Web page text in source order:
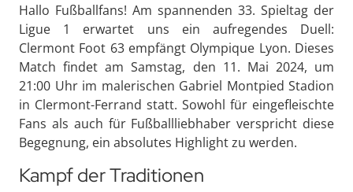
Hallo Fußballfans! Am spannenden 33. Spieltag der
Ligue 1 erwartet uns ein aufregendes Duell:
Clermont Foot 63 empfängt Olympique Lyon. Dieses
Match findet am Samstag, den 11. Mai 2024, um
21:00 Uhr im malerischen Gabriel Montpied Stadion
in Clermont-Ferrand statt. Sowohl für eingefleischte
Fans als auch für Fußballliebhaber verspricht diese
Begegnung, ein absolutes Highlight zu werden.
Kampf der Traditionen